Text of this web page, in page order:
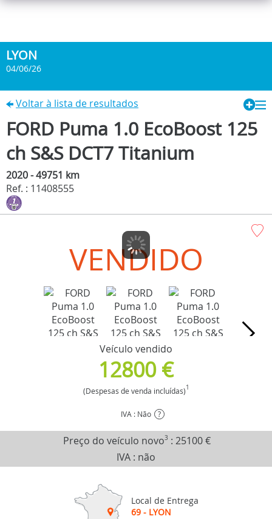
LYON
04/06/26
Voltar à lista de resultados
FORD Puma 1.0 EcoBoost 125
ch S&S DCT7 Titanium
2020 - 49751 km
Ref. : 11408555
VENDIDO
Veículo vendido
12800 €
(Despesas de venda incluídas)1
IVA : Não ?
Preço do veículo novo3 : 25100 €
IVA : não
Local de Entrega
69 - LYON